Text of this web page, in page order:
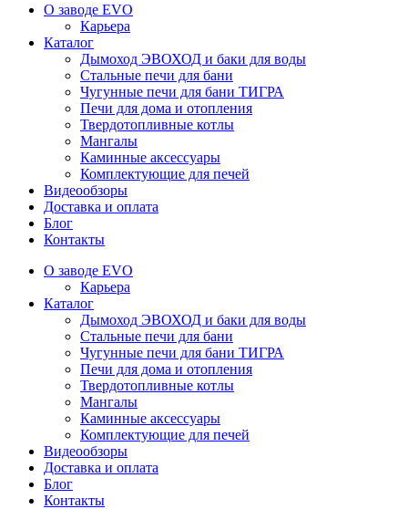
О заводе EVO
Карьера
Каталог
Дымоход ЭВОХОД и баки для воды
Стальные печи для бани
Чугунные печи для бани ТИГРА
Печи для дома и отопления
Твердотопливные котлы
Мангалы
Каминные аксессуары
Комплектующие для печей
Видеообзоры
Доставка и оплата
Блог
Контакты
О заводе EVO
Карьера
Каталог
Дымоход ЭВОХОД и баки для воды
Стальные печи для бани
Чугунные печи для бани ТИГРА
Печи для дома и отопления
Твердотопливные котлы
Мангалы
Каминные аксессуары
Комплектующие для печей
Видеообзоры
Доставка и оплата
Блог
Контакты